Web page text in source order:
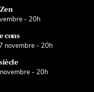
- 20h
cons
novembre - 20h
- 20h